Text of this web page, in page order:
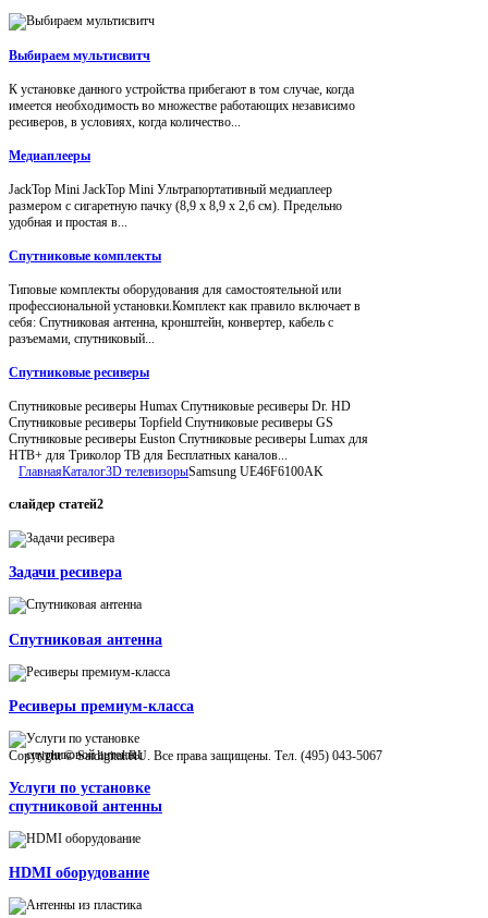
Выбираем мультисвитч
К установке данного устройства прибегают в том случае, когда
имеется необходимость во множестве работающих независимо
ресиверов, в условиях, когда количество...
Медиаплееры
JackTop Mini JackTop Mini Ультрапортативный медиаплеер
размером с сигаретную пачку (8,9 x 8,9 x 2,6 см). Предельно
удобная и простая в...
Спутниковые комплекты
Типовые комплекты оборудования для самостоятельной или
профессиональной установки.Комплект как правило включает в
себя: Спутниковая антенна, кронштейн, конвертер, кабель с
разъемами, спутниковый...
Спутниковые ресиверы
Спутниковые ресиверы Humax Спутниковые ресиверы Dr. HD
Спутниковые ресиверы Topfield Спутниковые ресиверы GS
Спутниковые ресиверы Euston Спутниковые ресиверы Lumax для
НТВ+ для Триколор ТВ для Бесплатных каналов...
ГлавнаяКаталог3D телевизорыSamsung UE46F6100AK
слайдер статей2
Задачи ресивера
Спутниковая антенна
Ресиверы премиум-класса
Услуги по установке
спутниковой антенны
HDMI оборудование
Copyright © Satdigital.RU. Все права защищены. Тел. (495) 043-5067